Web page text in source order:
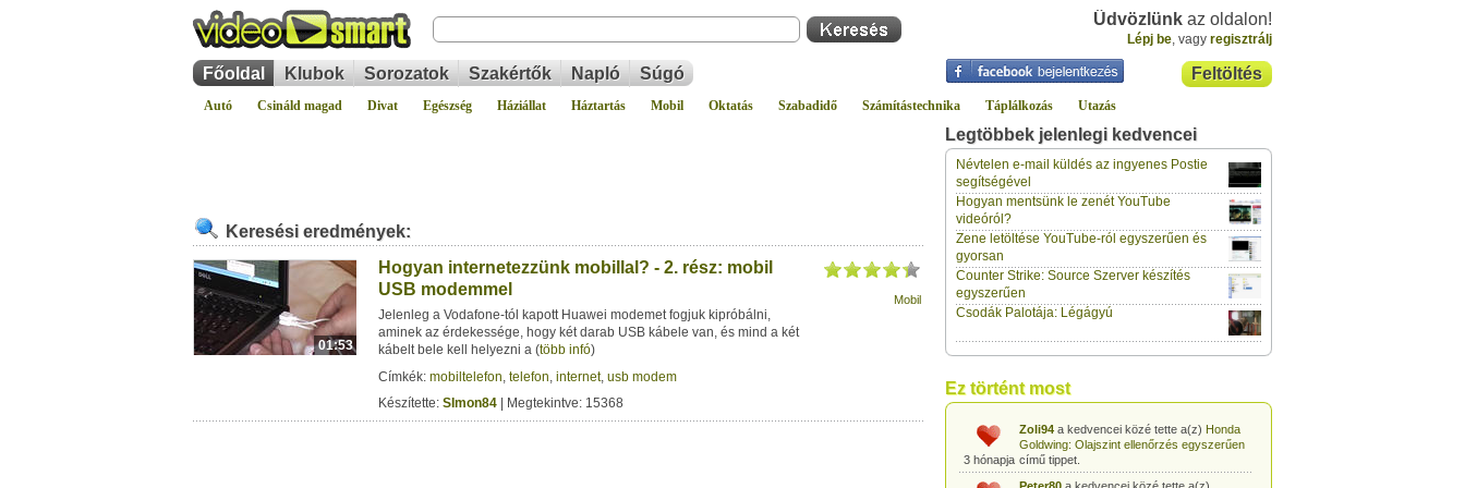
Üdvözlünk az oldalon!
Lépj be, vagy regisztrálj
Feltöltés
Főoldal Klubok Sorozatok Szakértők Napló Súgó
Autó Csináld magad Divat Egészség Háziállat Háztartás Mobil Oktatás Szabadidő Számítástechnika Táplálkozás Utazás
Keresési eredmények:
01:53
Hogyan internetezzünk mobillal? - 2. rész: mobil
USB modemmel
Jelenleg a Vodafone-tól kapott Huawei modemet fogjuk kipróbálni,
aminek az érdekessége, hogy két darab USB kábele van, és mind a két
kábelt bele kell helyezni a (több infó)
Címkék: mobiltelefon, telefon, internet, usb modem
Készítette: SImon84 | Megtekintve: 15368
Mobil
Legtöbbek jelenlegi kedvencei
Névtelen e-mail küldés az ingyenes Postie
segítségével
Hogyan mentsünk le zenét YouTube
videóról?
Zene letöltése YouTube-ról egyszerűen és
gyorsan
Counter Strike: Source Szerver készítés
egyszerűen
Csodák Palotája: Légágyú
Ez történt most
3 hónapja
klaus70a kedvencei közé tette a(z)
Lockerz meghívó és regisztrációcímű
tippet.
3 hónapja
vidazoltan a kedvencei közé tette a(z)
Hogyan csinálják a négy ász kártyatrükköt?
című tippet.
3 hónapja
Egyszerű kártyatrükk: Kártyalap kitalálása
trükkösen
3 hónapja
vidazoltana kedvencei közé tette a(z)
kártyalap a pakli tetejéncímű tippet.
3 hónapja
Egyszerű kártyatrükk: STOP!
3 hónapja
Zoli94a kedvencei közé tette a(z) Honda
Goldwing: Olajszint ellenőrzés egyszerűen
című tippet.